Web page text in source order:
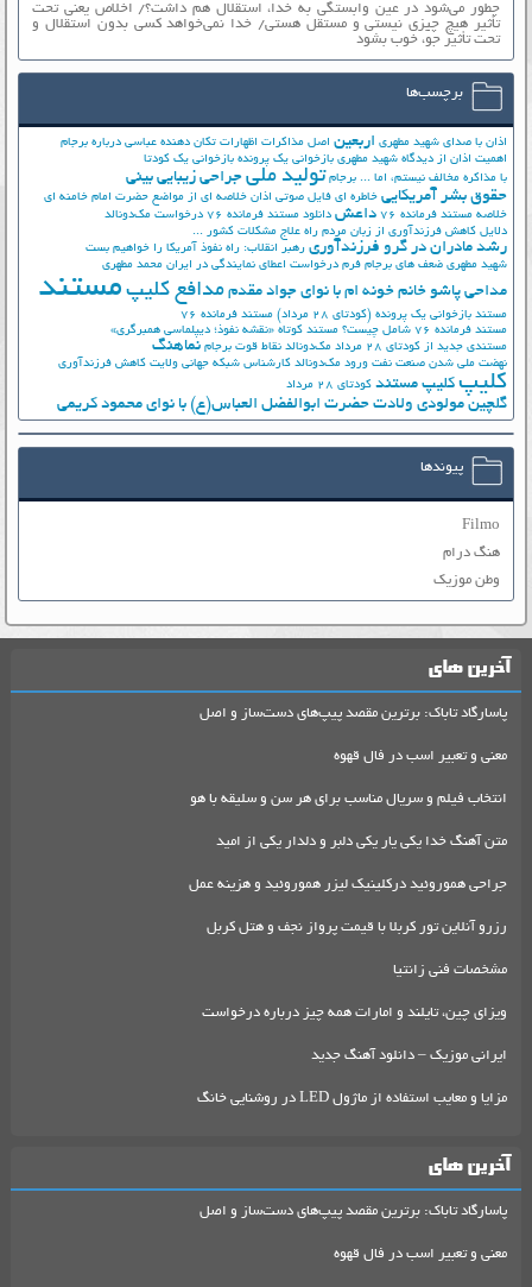
چطور می‌شود در عین وابستگی به خدا، استقلال هم داشت؟/ اخلاص یعنی تحت
تأثیر هیچ چیزی نیستی و مستقل هستی/ خدا نمی‌خواهد کسی بدون استقلال و
تحت تأثیر جوّ، خوب بشود
برچسب‌ها
اذان با صدای شهید مطهری اربعین اصل مذاکرات اظهارات تکان دهنده عباسی درباره برجام
اهمیت اذان از دیدگاه شهید مطهری بازخوانی یک پرونده بازخوانی یک کودتا
با مذاکره مخالف نیستم، اما ... برجام تولید ملی جراحی زیبایی بینی
حقوق بشر آمریکایی خاطره ای فایل صوتی اذان خلاصه ای از مواضع حضرت امام خامنه ای
خلاصه مستند فرمانده 76
داعش دانلود مستند فرمانده 76
درخواست مک‌دونالد
دلایل کاهش فرزندآوری از زبان مردم راه علاج مشکلات کشور ...
رشد مادران در گرو فرزندآوری رهبر انقلاب: راه نفوذ آمریکا را خواهیم بست
شهید مطهری ضعف های برجام فرم درخواست اعطای نمایندگی در ایران محمد مطهری
مداحی پاشو خانم خونه ام با نوای جواد مقدم مدافع کلیپ مستند
مستند بازخوانی یک پرونده (کودتای 28 مرداد)
مستند فرمانده 76
مستند فرمانده 76 شامل چیست؟
مستند کوتاه «نقشه نفوذ؛ دیپلماسی همبرگری»
مستندی جدید از کودتای 28 مرداد
مک‌دونالد نقاط قوت برجام نماهنگ
نهضت ملي شدن صنعت نفت ورود مک‌دونالد کارشناس شبکه جهانی ولایت کاهش فرزندآوری
کلیپ کلیپ مستند کودتای 28 مرداد
گلچین مولودی ولادت حضرت ابوالفضل العباس(ع) با نوای محمود کریمی
پیوندها
Filmo
هنگ درام
وطن موزیک
آخرین های
پاسارگاد تاباک: برترین مقصد پیپ‌های دست‌ساز و اصل
معنی و تعبیر اسب در فال قهوه
انتخاب فیلم و سریال مناسب برای هر سن و سلیقه با هو
متن آهنگ خدا یکی یار یکی دلبر و دلدار یکی از امید
جراحی هموروئید درکلینیک لیزر هموروئید و هزینه عمل
رزرو آنلاین تور کربلا با قیمت پرواز نجف و هتل کربل
مشخصات فنی زانتیا
ویزای چین، تایلند و امارات همه چیز درباره درخواست
ایرانی موزیک – دانلود آهنگ جدید
مزایا و معایب استفاده از ماژول LED در روشنایی خانگ
آخرین های
پاسارگاد تاباک: برترین مقصد پیپ‌های دست‌ساز و اصل
معنی و تعبیر اسب در فال قهوه